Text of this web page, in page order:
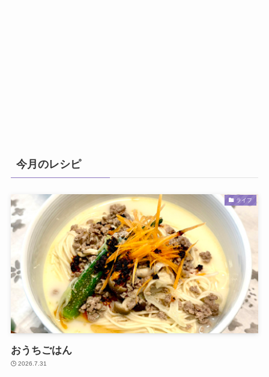
今月のレシピ
ライフ
おうちごはん
2026.7.31